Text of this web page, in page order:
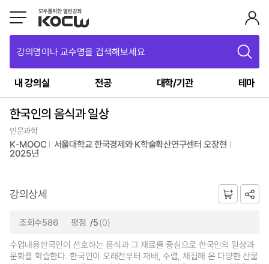
강의명이나 교수명을 검색해보세요
내 강의실 전공 대학/기관 테마
한국인의 음식과 일상
인문과학
K-MOOC 서울대학교 한국경제와 K학술확산연구센터 오창현
2025년
강의상세
조회수586 평점 /5(0)
수업내용한국인이 선호하는 음식과 그 재료를 중심으로 한국인의 일상과
문화를 학습한다. 한국인이 오래전부터 재배, 수렵, 채집해 온 다양한 산물